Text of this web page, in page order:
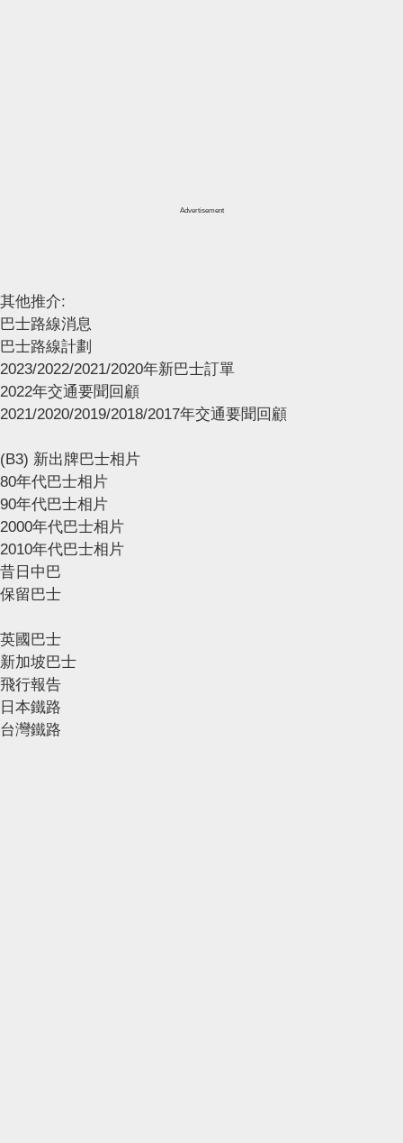
Advertisement
其他推介:
巴士路線消息
巴士路線計劃
2023/2022/2021/2020年新巴士訂單
2022年交通要聞回顧
2021/2020/2019/2018/2017年交通要聞回顧
(B3) 新出牌巴士相片
80年代巴士相片
90年代巴士相片
2000年代巴士相片
2010年代巴士相片
昔日中巴
保留巴士
英國巴士
新加坡巴士
飛行報告
日本鐵路
台灣鐵路